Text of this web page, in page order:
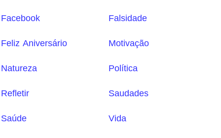
Facebook Falsidade
Feliz Aniversário Motivação
Natureza Política
Refletir Saudades
Saúde Vida